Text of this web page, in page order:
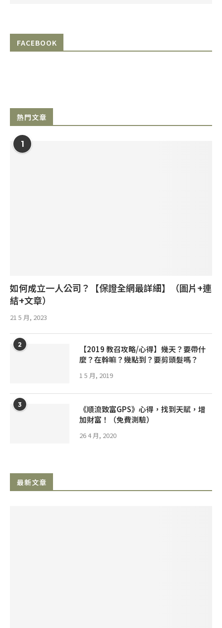
FACEBOOK
熱門文章
1
如何成立一人公司？【保證全網最詳細】（圖片+連
結+文章）
21 5 月, 2023
2
【2019 教召攻略/心得】幾天？要帶什
麼？在幹嘛？幾點到？要剪頭髮嗎？
1 5 月, 2019
3
《順流致富GPS》心得，找到天賦，增
加財富！（免費測驗）
26 4 月, 2020
最新文章